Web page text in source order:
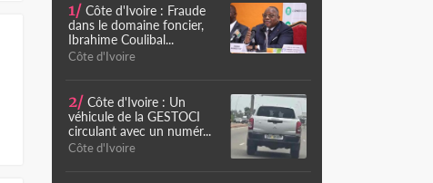
1/ Côte d'Ivoire : Fraude
dans le domaine foncier,
Ibrahime Coulibal...
Côte d'Ivoire
2/ Côte d'Ivoire : Un
véhicule de la GESTOCI
circulant avec un numér...
Côte d'Ivoire